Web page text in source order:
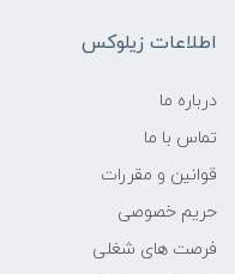
اطلاعات زیلوکس
درباره ما
تماس با ما
قوانین و مقررات
حریم خصوصی
فرصت های شغلی